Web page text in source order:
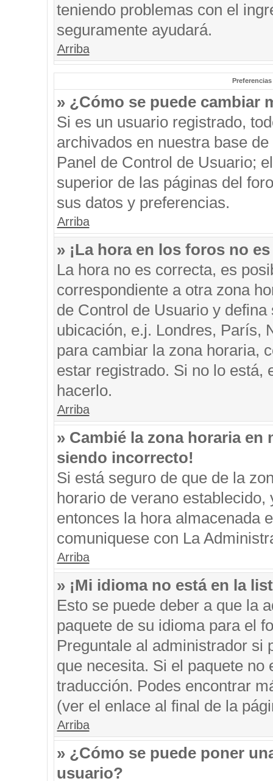
teniendo problemas con el
seguramente ayudará.
Arriba
» ¿Cómo se puede cambiar
Si es un usuario registrado,
archivados en nuestra base
Panel de Control de Usuario;
superior de las páginas del
sus datos y preferencias.
Arriba
» ¡La hora en los foros no
La hora no es correcta, es
correspondiente a otra zona
de Control de Usuario y
ubicación, e.j. Londres, París,
para cambiar la zona horaria,
estar registrado. Si no lo está,
hacerlo.
Arriba
» Cambié la zona horaria
siendo incorrecto!
Si está seguro de que de la
horario de verano
entonces la hora almacenada
comuniquese con La
Arriba
» ¡Mi idioma no está en la
Esto se puede deber a que la
paquete de su idioma para el
Preguntale al administrador si
que necesita. Si el paquete
traducción. Podes encontrar
(ver el enlace al final de la
Arriba
» ¿Cómo se puede poner
usuario?